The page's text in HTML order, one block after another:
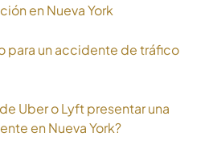
en Nueva York
para un accidente de tráfico
Uber o Lyft presentar una
en Nueva York?